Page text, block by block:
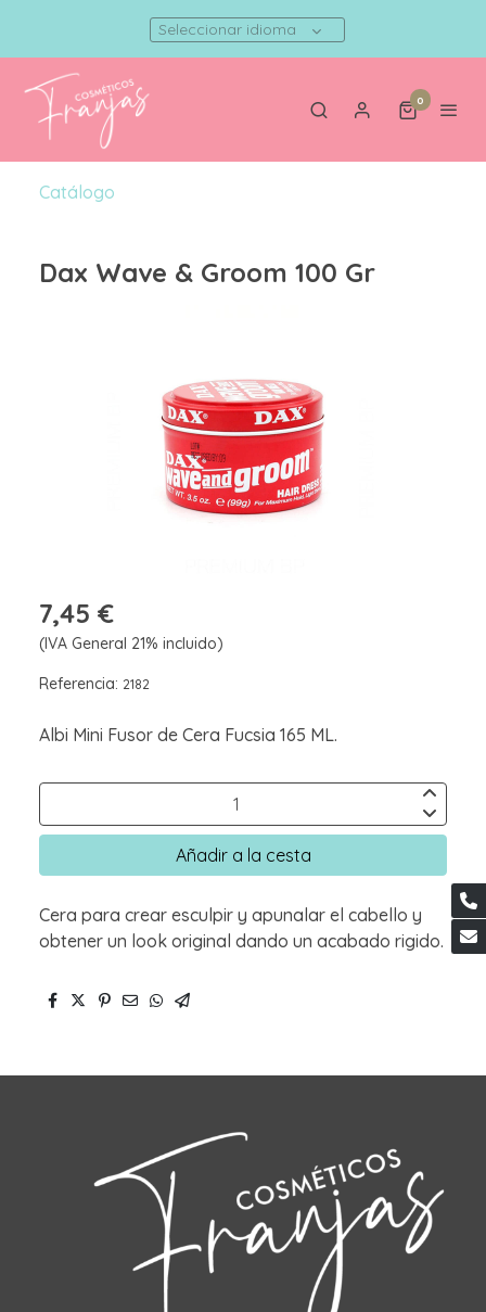
Seleccionar idioma
0
Catálogo
Dax Wave & Groom 100 Gr
7,45 €
(IVA General 21% incluido)
Referencia: 2182
Albi Mini Fusor de Cera Fucsia 165 ML.
Añadir a la cesta
Cera para crear esculpir y apunalar el cabello y
obtener un look original dando un acabado rigido.